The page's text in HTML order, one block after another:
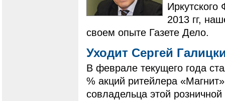
2013 гг,
своем опыте Газете Дело.
Уходит Сергей
В феврале текущего года
% акций ритейлера
совладельца этой